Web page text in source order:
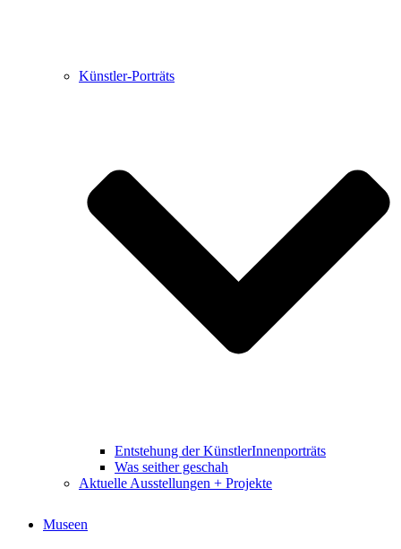
Künstler-Porträts
Entstehung der KünstlerInnenporträts
Was seither geschah
Aktuelle Ausstellungen + Projekte
Museen